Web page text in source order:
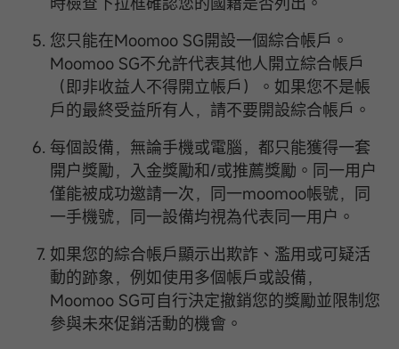
您只能在Moomoo SG開設一個綜合帳戶。
Moomoo SG不允許代表其他人開立綜合帳戶
（即非收益人不得開立帳戶）。如果您不是帳
戶的最終受益所有人，請不要開設綜合帳戶。
每個設備，無論手機或電腦，都只能獲得一套
開户獎勵，入金獎勵和/或推薦獎勵。同一用户
僅能被成功邀請一次，同一moomoo帳號，同
一手機號，同一設備均視為代表同一用户。
如果您的綜合帳戶顯示出欺詐、濫用或可疑活
動的跡象，例如使用多個帳戶或設備，
Moomoo SG可自行決定撤銷您的獎勵並限制您
參與未來促銷活動的機會。